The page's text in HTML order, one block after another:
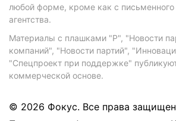
любой форме, кроме как с
агентства.
Материалы с плашками "Р", "Новости
компаний", "Новости партий",
"Спецпроект при поддержке"
коммерческой основе.
© 2026 Фокус. Все права